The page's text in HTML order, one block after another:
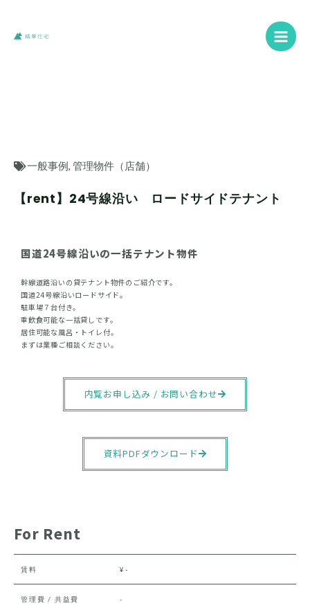
Main
一般事例, 管理物件（店舗）
【rent】24号線沿い ロードサイドテナント
国道24号線沿いの一括テナント物件
幹線道路沿いの貸テナント物件のご紹介です。
国道24号線沿いロードサイド。
駐車場７台付き。
重飲食可能な一括貸しです。
居住可能な風呂・トイレ付。
まずは業種ご相談ください。
内覧お申し込み / お問い合わせ
資料PDFダウンロード
For Rent
賃料 ¥-
管理費 / 共益費 -